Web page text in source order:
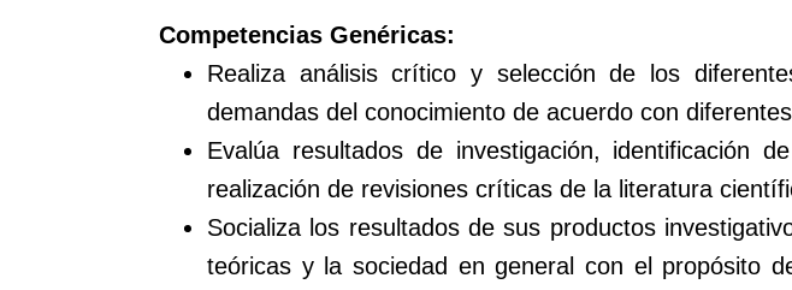
Competencias Genéricas:
Realiza análisis crítico y selección de los
demandas del conocimiento de acuerdo con
Evalúa resultados de investigación, identificación
realización de revisiones críticas de la literatura
Socializa los resultados de sus productos
teóricas y la sociedad en general con el propósito